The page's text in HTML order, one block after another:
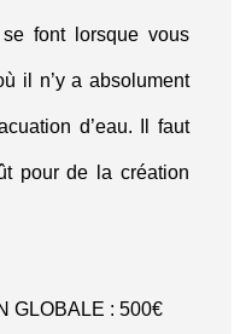
font lorsque vous
il n’y a absolument
d’eau. Il faut
pour de la création
GLOBALE : 500€